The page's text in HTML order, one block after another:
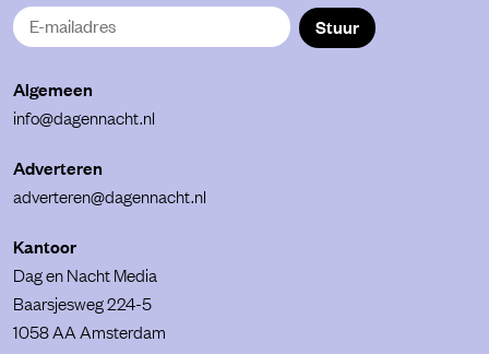
Stuur
Algemeen
info@dagennacht.nl
Adverteren
adverteren@dagennacht.nl
Kantoor
Dag en Nacht Media
Baarsjesweg 224-5
1058 AA Amsterdam